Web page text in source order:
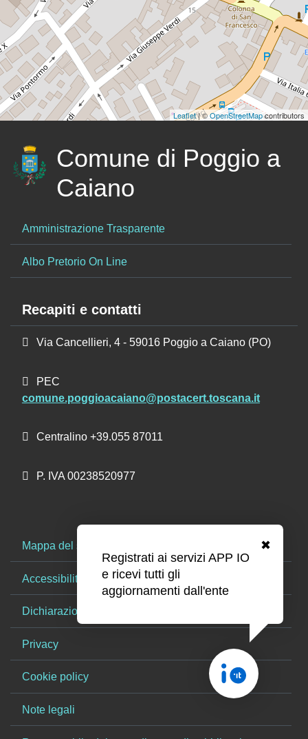
✖
Registrati ai servizi APP IO
e ricevi tutti gli
aggiornamenti dall'ente
Leaflet| ©OpenStreetMapcontributors
Comune di Poggio a
Caiano
Amministrazione Trasparente
Albo Pretorio On Line
Recapiti e contatti
Via Cancellieri, 4 - 59016 Poggio a Caiano (PO)
PEC
comune.poggioacaiano@postacert.toscana.it
Centralino +39.055 87011
P. IVA 00238520977
Mappa del sito
Accessibilità
Dichiarazione di Accessibilità
Privacy
Cookie policy
Note legali